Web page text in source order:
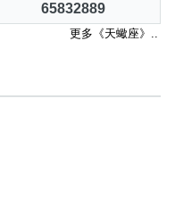
65832889
更多《天蠍座》..